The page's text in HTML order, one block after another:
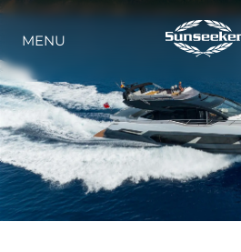
STYLE DE
LA
MENU